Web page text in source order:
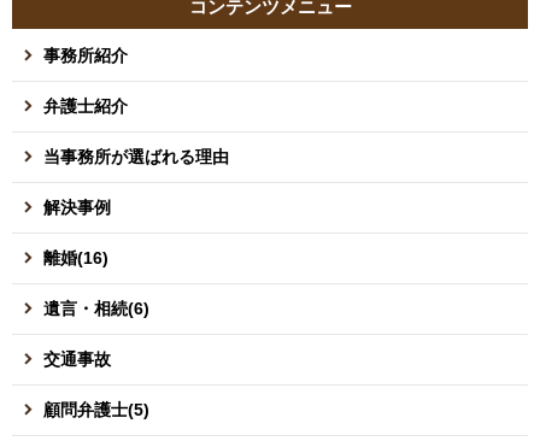
コンテンツメニュー
事務所紹介
弁護士紹介
当事務所が選ばれる理由
解決事例
離婚(16)
遺言・相続(6)
交通事故
顧問弁護士(5)